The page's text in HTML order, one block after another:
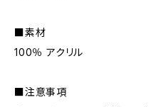
■素材
100％ アクリル
■注意事項